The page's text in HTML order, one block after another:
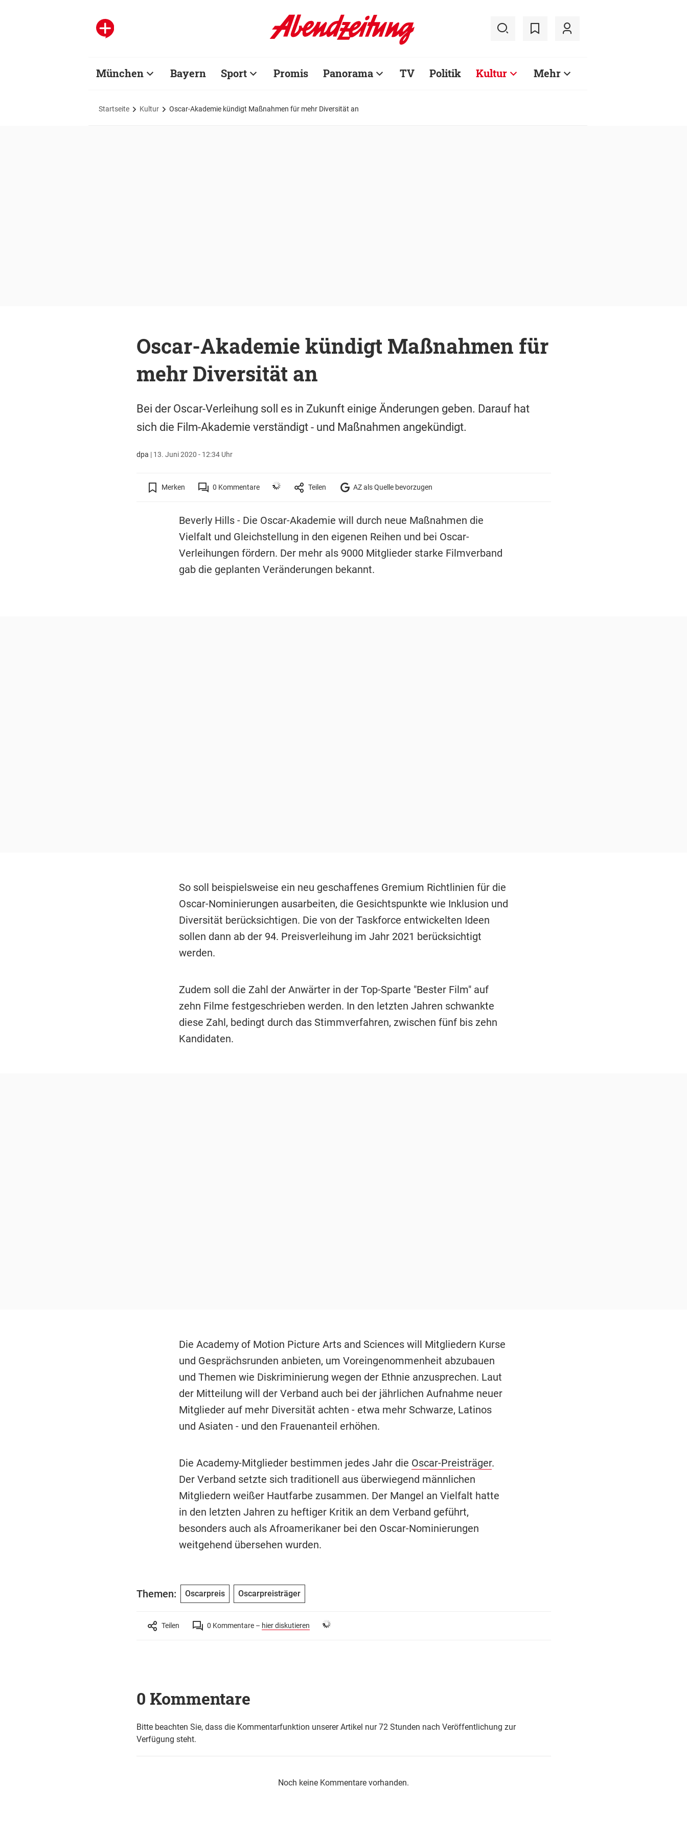
München Bayern Sport Promis Panorama TV Politik Kultur Mehr
Startseite Kultur Oscar-Akademie kündigt Maßnahmen für mehr Diversität an
Oscar-Akademie kündigt Maßnahmen für
mehr Diversität an
Bei der Oscar-Verleihung soll es in Zukunft einige Änderungen geben. Darauf hat
sich die Film-Akademie verständigt - und Maßnahmen angekündigt.
dpa | 13. Juni 2020 - 12:34 Uhr
Merken 0 Kommentare Teilen AZ als Quelle bevorzugen
Beverly Hills - Die Oscar-Akademie will durch neue Maßnahmen die
Vielfalt und Gleichstellung in den eigenen Reihen und bei Oscar-
Verleihungen fördern. Der mehr als 9000 Mitglieder starke Filmverband
gab die geplanten Veränderungen bekannt.
So soll beispielsweise ein neu geschaffenes Gremium Richtlinien für die
Oscar-Nominierungen ausarbeiten, die Gesichtspunkte wie Inklusion und
Diversität berücksichtigen. Die von der Taskforce entwickelten Ideen
sollen dann ab der 94. Preisverleihung im Jahr 2021 berücksichtigt
werden.
Zudem soll die Zahl der Anwärter in der Top-Sparte "Bester Film" auf
zehn Filme festgeschrieben werden. In den letzten Jahren schwankte
diese Zahl, bedingt durch das Stimmverfahren, zwischen fünf bis zehn
Kandidaten.
Die Academy of Motion Picture Arts and Sciences will Mitgliedern Kurse
und Gesprächsrunden anbieten, um Voreingenommenheit abzubauen
und Themen wie Diskriminierung wegen der Ethnie anzusprechen. Laut
der Mitteilung will der Verband auch bei der jährlichen Aufnahme neuer
Mitglieder auf mehr Diversität achten - etwa mehr Schwarze, Latinos
und Asiaten - und den Frauenanteil erhöhen.
Die Academy-Mitglieder bestimmen jedes Jahr die Oscar-Preisträger.
Der Verband setzte sich traditionell aus überwiegend männlichen
Mitgliedern weißer Hautfarbe zusammen. Der Mangel an Vielfalt hatte
in den letzten Jahren zu heftiger Kritik an dem Verband geführt,
besonders auch als Afroamerikaner bei den Oscar-Nominierungen
weitgehend übersehen wurden.
Themen: Oscarpreis Oscarpreisträger
Teilen 0 Kommentare – hier diskutieren
0 Kommentare
Bitte beachten Sie, dass die Kommentarfunktion unserer Artikel nur 72 Stunden nach Veröffentlichung zur
Verfügung steht.
Noch keine Kommentare vorhanden.